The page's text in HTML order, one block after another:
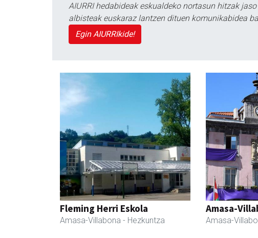
AIURRI hedabideak eskualdeko nortasun hitzak
albisteak euskaraz lantzen dituen komunikabidea
Egin AIURRIkide!
Fleming Herri Eskola
Amasa-Villabona - Hezkuntza
Amasa-
Amasa-